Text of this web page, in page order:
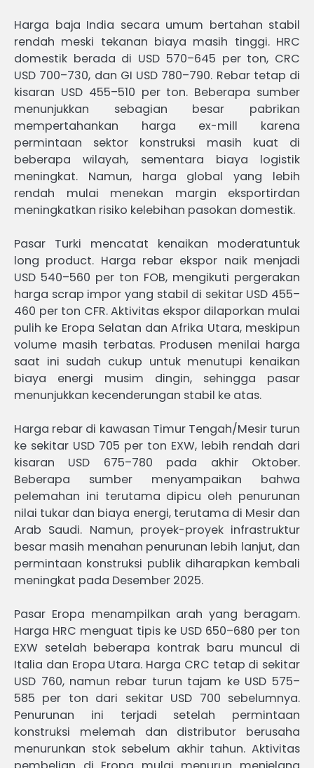
Harga baja India secara umum bertahan stabil
rendah meski tekanan biaya masih tinggi. HRC
domestik berada di USD 570–645 per ton, CRC
USD 700–730, dan GI USD 780–790. Rebar tetap di
kisaran USD 455–510 per ton. Beberapa sumber
menunjukkan sebagian besar pabrikan
mempertahankan harga ex-mill karena
permintaan sektor konstruksi masih kuat di
beberapa wilayah, sementara biaya logistik
meningkat. Namun, harga global yang lebih
rendah mulai menekan margin eksportirdan
meningkatkan risiko kelebihan pasokan domestik.
Pasar Turki mencatat kenaikan moderatuntuk
long product. Harga rebar ekspor naik menjadi
USD 540–560 per ton FOB, mengikuti pergerakan
harga scrap impor yang stabil di sekitar USD 455–
460 per ton CFR. Aktivitas ekspor dilaporkan mulai
pulih ke Eropa Selatan dan Afrika Utara, meskipun
volume masih terbatas. Produsen menilai harga
saat ini sudah cukup untuk menutupi kenaikan
biaya energi musim dingin, sehingga pasar
menunjukkan kecenderungan stabil ke atas.
Harga rebar di kawasan Timur Tengah/Mesir turun
ke sekitar USD 705 per ton EXW, lebih rendah dari
kisaran USD 675–780 pada akhir Oktober.
Beberapa sumber menyampaikan bahwa
pelemahan ini terutama dipicu oleh penurunan
nilai tukar dan biaya energi, terutama di Mesir dan
Arab Saudi. Namun, proyek-proyek infrastruktur
besar masih menahan penurunan lebih lanjut, dan
permintaan konstruksi publik diharapkan kembali
meningkat pada Desember 2025.
Pasar Eropa menampilkan arah yang beragam.
Harga HRC menguat tipis ke USD 650–680 per ton
EXW setelah beberapa kontrak baru muncul di
Italia dan Eropa Utara. Harga CRC tetap di sekitar
USD 760, namun rebar turun tajam ke USD 575–
585 per ton dari sekitar USD 700 sebelumnya.
Penurunan ini terjadi setelah permintaan
konstruksi melemah dan distributor berusaha
menurunkan stok sebelum akhir tahun. Aktivitas